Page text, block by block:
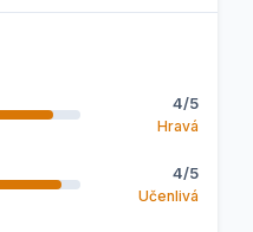
4/5
Hravá
4/5
Učenlivá